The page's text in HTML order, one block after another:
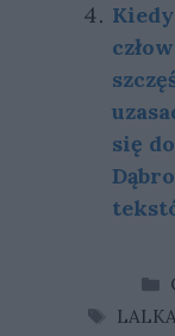
się
TAGI